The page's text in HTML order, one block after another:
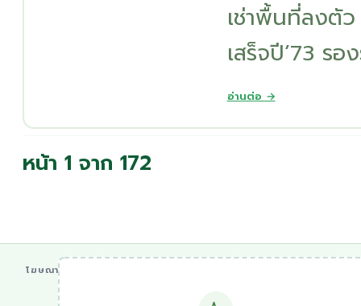
เช่าพื้นที่ลงตัว
เสร็จปี’73 ร
อ่านต่อ →
หน้า 1 จาก 172
โฆษณา